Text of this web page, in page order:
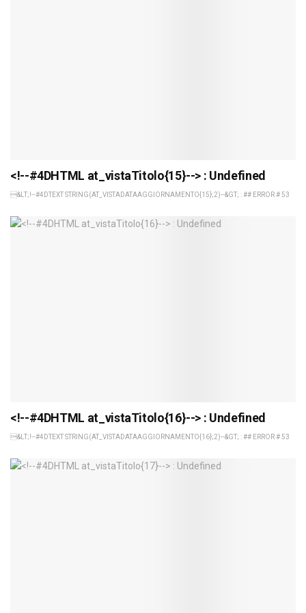
<!--#4DHTML at_vistaTitolo{15}--> : Undefined
&LT;!--#4DTEXT STRING(AT_VISTADATAAGGIORNAMENTO{15};2)--&GT; : ## ERROR # 53
<!--#4DHTML at_vistaTitolo{16}--> : Undefined
&LT;!--#4DTEXT STRING(AT_VISTADATAAGGIORNAMENTO{16};2)--&GT; : ## ERROR # 53